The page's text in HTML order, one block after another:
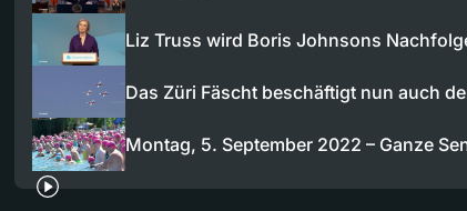
Liz Truss wird Boris Johnsons
Das Züri Fäscht beschäftigt nun auch
Montag, 5. September 2022 – Ganze